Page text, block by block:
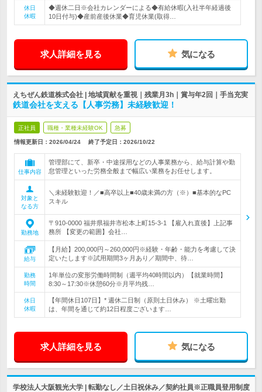
休日
休暇
◆週休二日※会社カレンダーによる◆有給休暇(入社半年経過後
10日付与)◆産前産後休業◆育児休業(取得…
求人詳細を見る 気になる
えちぜん鉄道株式会社 | 地域貢献を重視｜残業月3h｜賞与年2回｜手当充実
鉄道会社を支える【人事労務】未経験歓迎！
正社員 職種・業種未経験OK 急募
情報更新日：2026/04/24 終了予定日： 2026/10/22
仕事内容
管理部にて、新卒・中途採用などの人事業務から、給与計算や勤
怠管理といった労務全般まで幅広い業務をお任せします。
対象と
なる方
＼未経験歓迎！／■高卒以上■40歳未満の方（※）■基本的なPC
スキル
勤務地
〒910-0000 福井県福井市松本上町15-3-1 【雇入れ直後】上記事
務所 【変更の範囲】会社…
給与
【月給】200,000円～260,000円※経験・年齢・能力を考慮して決
定いたします※試用期間3ヶ月あり／期間中、待…
勤務
時間
1年単位の変形労働時間制（週平均40時間以内）【就業時間】
8:30～17:30※休憩60分※月平均残…
休日
休暇
【年間休日107日】* 週休二日制（原則土日休み） ※土曜出勤
は、年間を通じて約12日程度ございます…
求人詳細を見る 気になる
学校法人大阪観光大学 | 転勤なし／土日祝休み／契約社員※正職員登用制度